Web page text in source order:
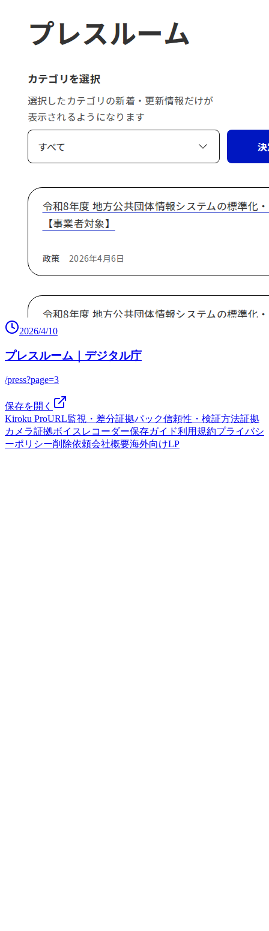
2026/4/10
プレスルーム｜デジタル庁
/press?page=3
保存を開く
Kiroku ProURL監視・差分証拠パック信頼性・検証方法証拠
カメラ証拠ボイスレコーダー保存ガイド利用規約プライバシ
ーポリシー削除依頼会社概要海外向けLP